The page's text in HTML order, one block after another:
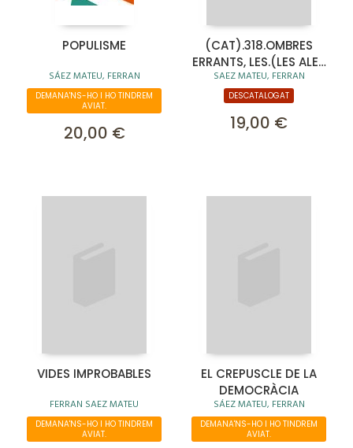
POPULISME
SÁEZ MATEU, FERRAN
DEMANA'NS-HO I HO TINDREM
AVIAT.
20,00 €
(CAT).318.OMBRES
ERRANTS, LES.(LES ALES
ESTESES)
SAEZ MATEU, FERRAN
DESCATALOGAT
19,00 €
VIDES IMPROBABLES
FERRAN SAEZ MATEU
DEMANA'NS-HO I HO TINDREM
AVIAT.
EL CREPUSCLE DE LA
DEMOCRÀCIA
SÁEZ MATEU, FERRAN
DEMANA'NS-HO I HO TINDREM
AVIAT.